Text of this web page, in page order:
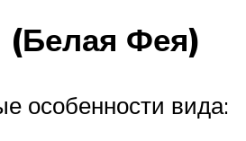
(Белая Фея)
особенности вида: